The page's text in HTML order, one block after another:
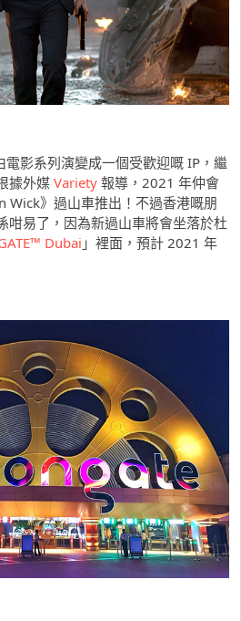
電影系列演變成一個受歡迎嘅 IP，繼
據外媒Variety 報導，2021 年仲會
Wick》過山車推出！不過香港嘅朋
咁易了，因為新過山車將會坐落於杜
Dubai 」裡面，預計 2021 年